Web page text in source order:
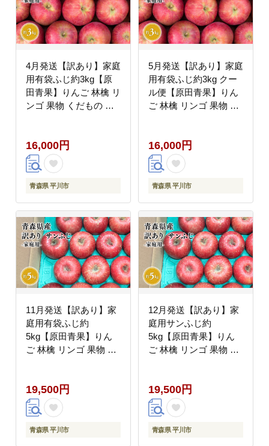
4月発送【訳あり】家庭
用有袋ふじ約3kg【原
田青果】りんご 林檎 リ
ンゴ 果物 くだもの フ
16,000円
青森県 平川市
5月発送【訳あり】家庭
用有袋ふじ約3kg クー
ル便【原田青果】りん
ご 林檎 リンゴ 果物 く
16,000円
青森県 平川市
11月発送【訳あり】家
庭用有袋ふじ約
5kg【原田青果】りん
ご 林檎 リンゴ 果物 く
19,500円
青森県 平川市
12月発送【訳あり】家
庭用サンふじ約
5kg【原田青果】りん
ご 林檎 リンゴ 果物 く
19,500円
青森県 平川市